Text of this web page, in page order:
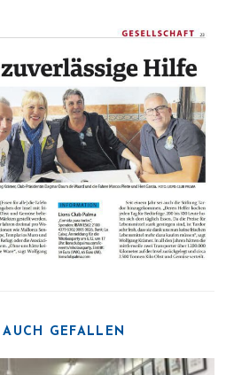
GEFALLEN